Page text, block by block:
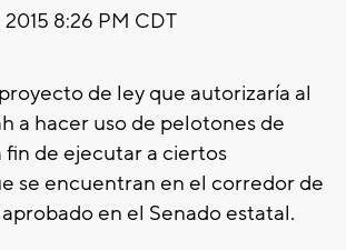
2015 8:26 PM CDT
de ley que autorizaría al
a hacer uso de pelotones de
de ejecutar a ciertos
se encuentran en el corredor de
en el Senado estatal.